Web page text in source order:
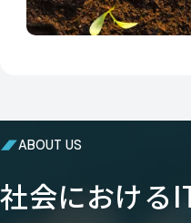
ABOUT US
社会における